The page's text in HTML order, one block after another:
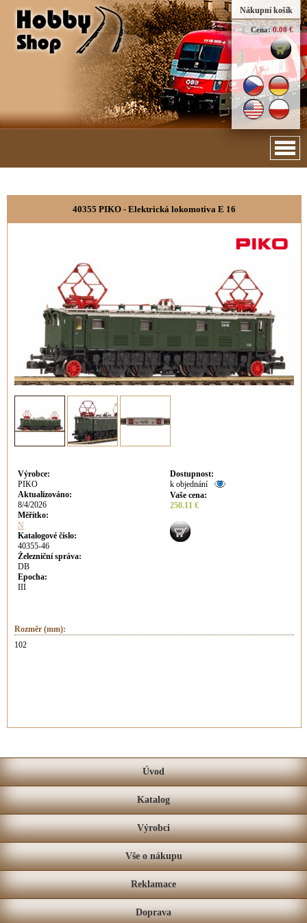
Nákupní košík
Cena: 0.00 €
40355 PIKO - Elektrická lokomotiva E 16
Výrobce:
PIKO
Aktualizováno:
8/4/2026
Měřítko:
N
Katalogové číslo:
40355-46
Železniční správa:
DB
Epocha:
III
Dostupnost:
k objednání
Vaše cena:
250.11 €
Rozměr (mm):
102
Úvod
Katalog
Výrobci
Vše o nákupu
Reklamace
Doprava